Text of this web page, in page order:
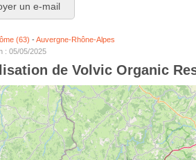
un e-mail
(63) -Auvergne-Rhône-Alpes
: 05/05/2025
de Volvic Organic